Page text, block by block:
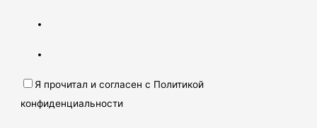
Я прочитал и согласен с Политикой
конфиденциальности